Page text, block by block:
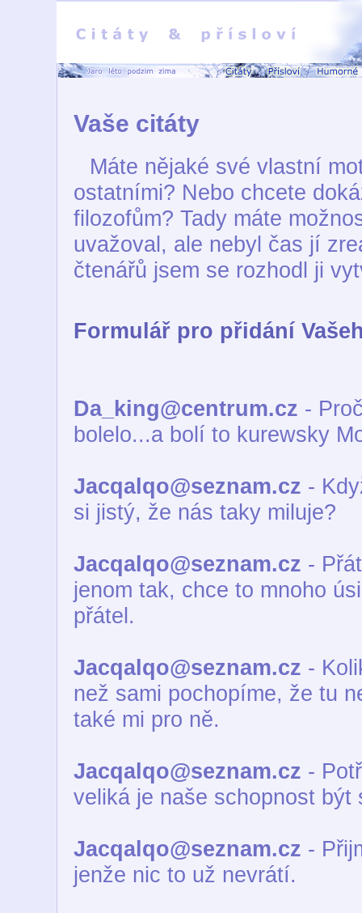
Vaše citáty
Máte nějaké své vlastní
ostatními? Nebo chcete
filozofům? Tady máte
uvažoval, ale nebyl čas jí
čtenářů jsem se rozhodl ji
Formulář pro přidání
Da_king@centrum.cz -
bolelo...a bolí to kurewsky
Jacqalqo@seznam.cz -
si jistý, že nás taky miluje?
Jacqalqo@seznam.cz -
jenom tak, chce to mnoho
přátel.
Jacqalqo@seznam.cz -
než sami pochopíme, že tu
také mi pro ně.
Jacqalqo@seznam.cz -
veliká je naše schopnost být
Jacqalqo@seznam.cz -
jenže nic to už nevrátí.